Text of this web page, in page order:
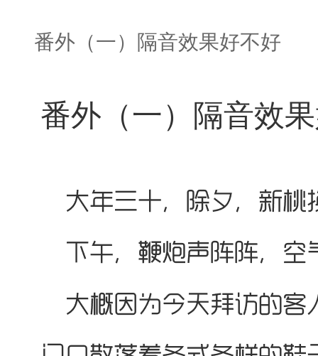
番外（一）隔音效果好不好
番外（一）隔音效